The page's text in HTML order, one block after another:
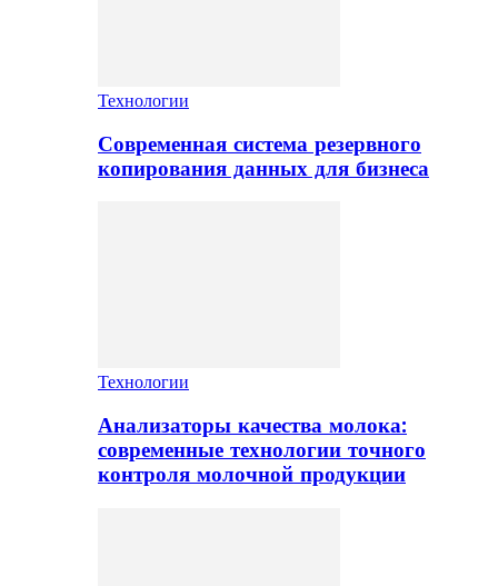
Технологии
Современная система резервного
копирования данных для бизнеса
Технологии
Анализаторы качества молока:
современные технологии точного
контроля молочной продукции